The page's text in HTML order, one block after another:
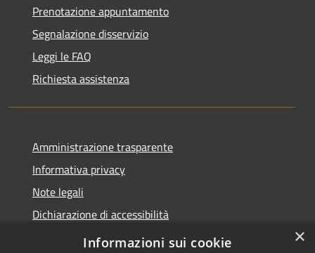
Prenotazione appuntamento
Segnalazione disservizio
Leggi le FAQ
Richiesta assistenza
Amministrazione trasparente
Informativa privacy
Note legali
Dichiarazione di accessibilità
IBAN e pagamenti informatici
×
Informazioni sui cookie